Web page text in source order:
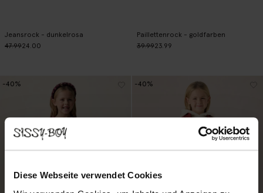
Diese Webseite verwendet Cookies
Jeansrock - dunkelrosa
47.9924.00
Paillettenrock - goldfarben
39.9923.99
-40% -40%